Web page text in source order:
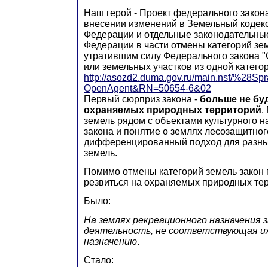
Наш герой - Проект федерального
внесении изменений в Земельный
Федерации и отдельные
Федерации в части отмены категорий
утратившим силу Федерального закона
или земельных участков из одной
http://asozd2.duma.gov.ru/main.nsf/
OpenAgent&RN=50654-6&02
Первый сюрприз закона - больше не
охраняемых природных территорий.
земель рядом с объектами культурного
закона и понятие о землях
дифференцированный подход для
земель.
Помимо отмены категорий земель закон
резвиться на охраняемых природных
Было:
На землях рекреационного назначения
деятельность, не соответствующая
назначению.
Стало: